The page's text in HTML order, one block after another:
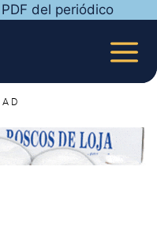
del periódico